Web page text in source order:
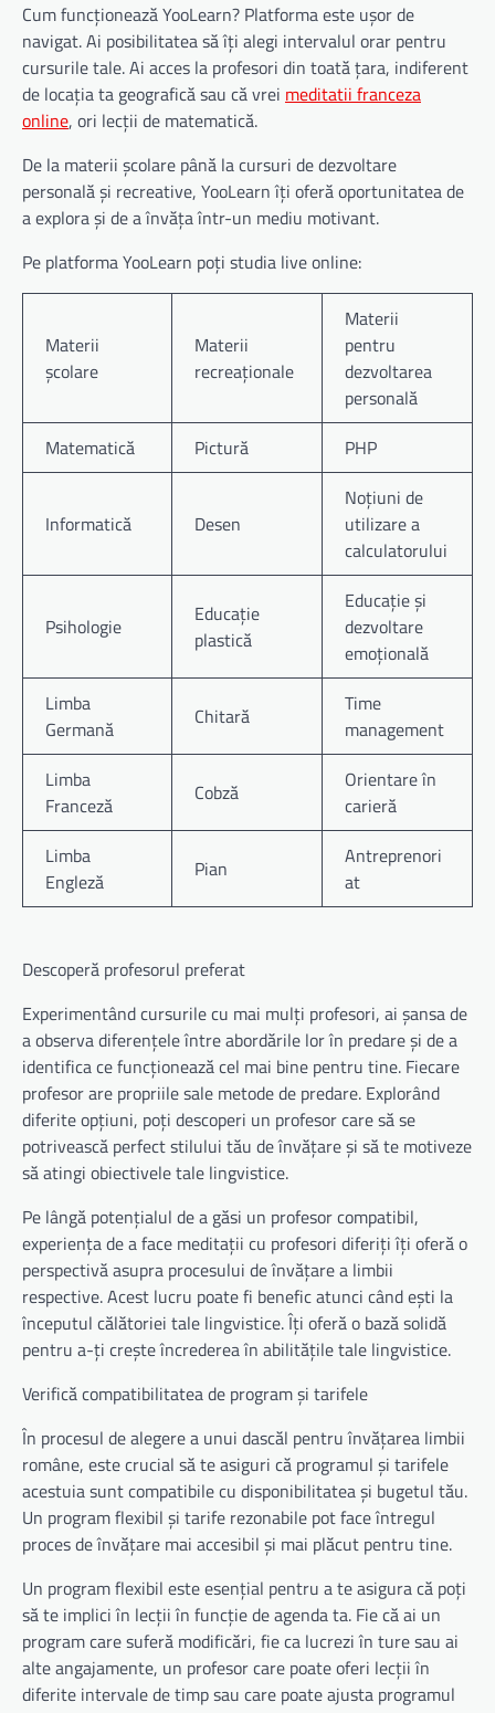
Cum funcționează YooLearn? Platforma este ușor de
navigat. Ai posibilitatea să îți alegi intervalul orar pentru
cursurile tale. Ai acces la profesori din toată țara, indiferent
de locația ta geografică sau că vrei meditatii franceza
online, ori lecții de matematică.
De la materii școlare până la cursuri de dezvoltare
personală și recreative, YooLearn îți oferă oportunitatea de
a explora și de a învăța într-un mediu motivant.
Pe platforma YooLearn poți studia live online:
Materii
școlare
Materii
recreaționale
Materii
pentru
dezvoltarea
personală
Matematică
Pictură PHP
Informatică Desen
Noțiuni de
utilizare a
calculatorului
Psihologie
Educație
plastică
Educație și
dezvoltare
emoțională
Limba
Germană
Chitară
Time
management
Limba
Franceză
Cobză
Orientare în
carieră
Limba
Engleză
Pian
Antreprenori
at
Descoperă profesorul preferat
Experimentând cursurile cu mai mulți profesori, ai șansa de
a observa diferențele între abordările lor în predare și de a
identifica ce funcționează cel mai bine pentru tine. Fiecare
profesor are propriile sale metode de predare. Explorând
diferite opțiuni, poți descoperi un profesor care să se
potrivească perfect stilului tău de învățare și să te motiveze
să atingi obiectivele tale lingvistice.
Pe lângă potențialul de a găsi un profesor compatibil,
experiența de a face meditații cu profesori diferiți îți oferă o
perspectivă asupra procesului de învățare a limbii
respective. Acest lucru poate fi benefic atunci când ești la
începutul călătoriei tale lingvistice. Îți oferă o bază solidă
pentru a-ți crește încrederea în abilitățile tale lingvistice.
Verifică compatibilitatea de program și tarifele
În procesul de alegere a unui dascăl pentru învățarea limbii
române, este crucial să te asiguri că programul și tarifele
acestuia sunt compatibile cu disponibilitatea și bugetul tău.
Un program flexibil și tarife rezonabile pot face întregul
proces de învățare mai accesibil și mai plăcut pentru tine.
Un program flexibil este esențial pentru a te asigura că poți
să te implici în lecții în funcție de agenda ta. Fie că ai un
program care suferă modificări, fie ca lucrezi în ture sau ai
alte angajamente, un profesor care poate oferi lecții în
diferite intervale de timp sau care poate ajusta programul